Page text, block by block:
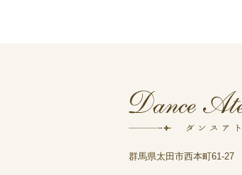
群馬県太田市西本町61-27